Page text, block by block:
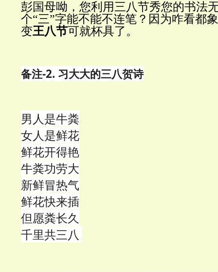
彭国母呦，您利用三八节秀您的书法
个“三”字能不能不连笔？因为咋看都
变王八节可就杯具了。
备注-2. 习大大的三八贺诗
男人是牛粪
女人是鲜花
鲜花开得艳
牛粪功劳大
新鲜冒热气
鲜花快来插
但愿粪长久
千里共三八